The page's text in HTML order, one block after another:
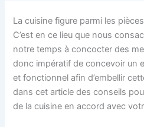
La cuisine figure parmi les
C’est en ce lieu que nous
notre temps à concocter des
donc impératif de concevoir un
et fonctionnel afin d’embellir
dans cet article des conseils
de la cuisine en accord avec